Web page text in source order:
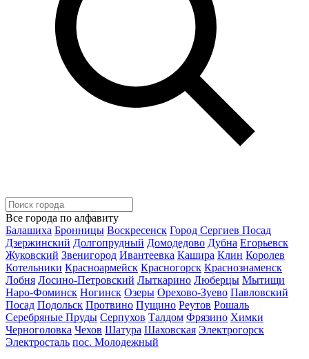
Все города по алфавиту
Балашиха Бронницы Воскресенск Город Сергиев Посад
Дзержинский Долгопрудный Домодедово Дубна Егорьевск
Жуковский Звенигород Ивантеевка Кашира Клин Королев
Котельники Красноармейск Красногорск Краснознаменск
Лобня Лосино-Петровский Лыткарино Люберцы Мытищи
Наро-Фоминск Ногинск Озеры Орехово-Зуево Павловский
Посад Подольск Протвино Пущино Реутов Рошаль
Серебряные Пруды Серпухов Талдом Фрязино Химки
Черноголовка Чехов Шатура Шаховская Электрогорск
Электросталь пос. Молодежный